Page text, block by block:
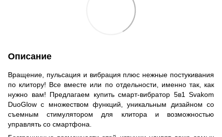
Описание
Вращение, пульсация и вибрация плюс нежные постукивания
по клитору! Все вместе или по отдельности, именно так, как
нужно вам! Предлагаем купить смарт-вибратор 5в1 Svakom
DuoGlow с множеством функций, уникальным дизайном со
съемным стимулятором для клитора и возможностью
управлять со смартфона.